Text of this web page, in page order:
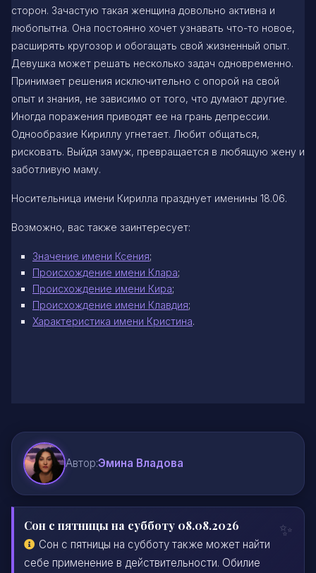
сторон. Зачастую такая женщина довольно активна и
любопытна. Она постоянно хочет узнавать что-то новое,
расширять кругозор и обогащать свой жизненный опыт.
Девушка может решать несколько задач одновременно.
Принимает решения исключительно с опорой на свой
опыт и знания, не зависимо от того, что думают другие.
Иногда поражения приводят ее на грань депрессии.
Однообразие Кириллу угнетает. Любит общаться,
рисковать. Выйдя замуж, превращается в любящую жену и
заботливую маму.
Носительница имени Кирилла празднует именины 18.06.
Возможно, вас также заинтересует:
Значение имени Ксения;
Происхождение имени Клара;
Происхождение имени Кира;
Происхождение имени Клавдия;
Характеристика имени Кристина.
Автор:Эмина Владова
Сон с пятницы на субботу 08.08.2026
Сон с пятницы на субботу также может найти
себе применение в действительности. Обилие